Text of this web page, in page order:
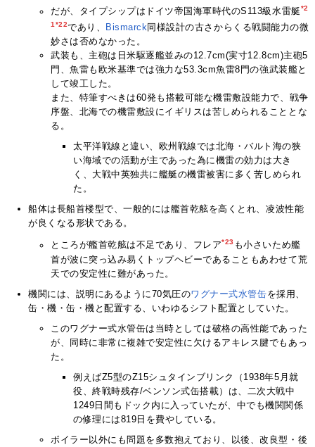
だが、タイプシップはドイツ帝国海軍時代のS113級水雷艇*2
1 *22であり、 Bismarck 同様設計の古さからくる戦闘能力の微
妙さは否めなかった。
武装も、主砲は日米駆逐艦並みの12.7cm(実寸12.8cm)主砲5
門、魚雷も欧米基準では強力な53.3cm魚雷8門の強武装艦と
して竣工した。
また、特筆すべきは60発も搭載可能な機雷敷設能力で、戦争
序盤、北海での機雷敷設にイギリスは苦しめられることとな
る。
太平洋戦線と違い、欧州戦線では北海・バルト海の狭
い海域での活動が主であった為に機雷の効力は大き
く、大戦中英独共に艦艇の機雷被害に多く苦しめられ
た。
船体は長船首楼型で、一般的には艦首乾舷を高くとれ、凌波性能
が良くなる形状である。
ところが艦首乾舷は不足であり、フレア*23 も小さいため艦
首が波に突っ込み易くトップヘビーであることもあわせて荒
天での安定性に難があった。
機関には、説明にあるように70気圧のワグナー式水管缶を採用、
缶・機・缶・機と配置する、いわゆるシフト配置としていた。
このワグナー式水管缶は当時としては破格の高性能であった
が、同時に非常に複雑で安定性に欠けるアキレス腱でもあっ
た。
例えばZ5型のZ15シュタインブリンク（1938年5月就
役、終戦時残存/ベンソン式缶搭載）は、二次大戦中
1249日間もドック内に入っていたが、中でも機関関係
の修理には819日を費やしている。
ボイラー以外にも問題を多数抱えており、以後、改良型・後